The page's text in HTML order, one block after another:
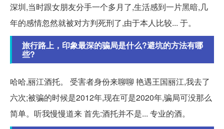
深圳,当时跟女朋友分手一个多月了,生活感到一片黑暗,几
年的感情忽然就被对方判死刑了,由于本人比较... 于。
旅行路上，印象最深的骗局是什么?避坑的方法有哪
些?
哈哈,丽江酒托。 受害者身份来聊聊 艳遇王国丽江,我去了
六次;被骗的时候是2012年,现在可是2020年,骗局可没那么
简单。听我慢慢道来 首先:酒托并不是... 专业的酒。